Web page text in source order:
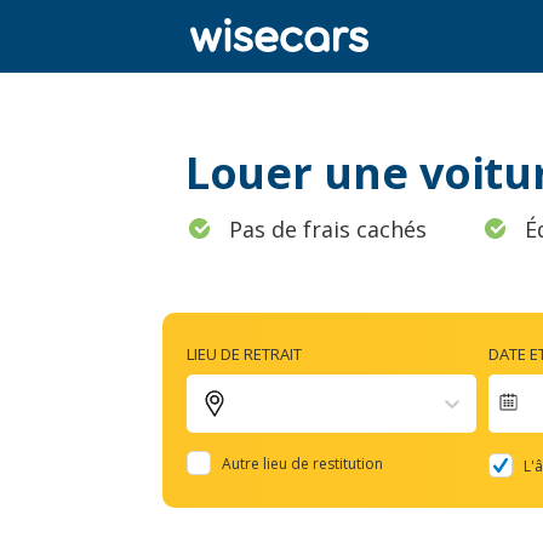
Louer une
Pas de frais cachés
LIEU DE RETRAIT
Autre lieu de restitution
DATE
to